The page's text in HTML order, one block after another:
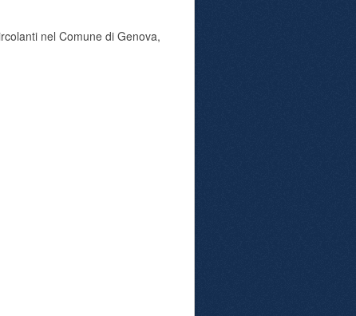
nel Comune di Genova,